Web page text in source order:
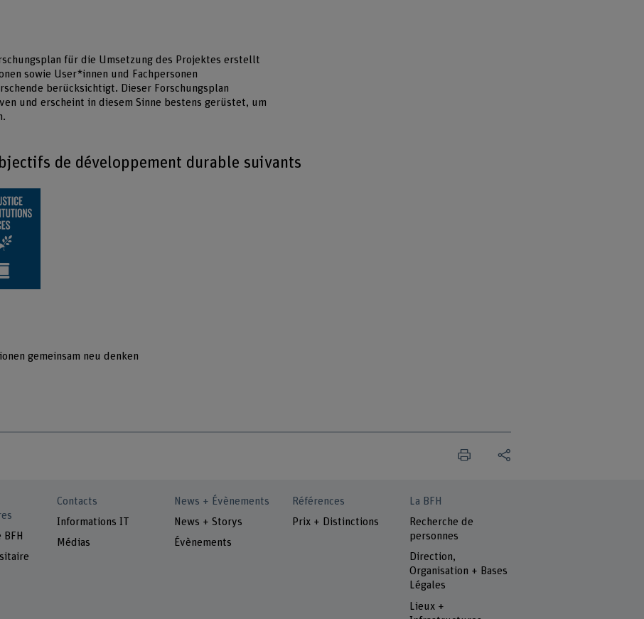
für die Umsetzung des Projektes erstellt
sowie User*innen und Fachpersonen
berücksichtigt. Dieser Forschungsplan
und erscheint in diesem Sinne bestens gerüstet, um
de développement durable suivants
gemeinsam neu denken
Contacts
Informations IT
Médias
News + Évènements
News + Storys
Évènements
Références
Prix + Distinctions
La BFH
Recherche de
personnes
Direction,
Organisation + Bases
Légales
Lieux +